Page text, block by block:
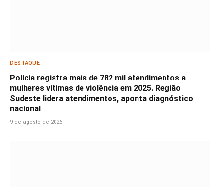
DESTAQUE
Polícia registra mais de 782 mil atendimentos a
mulheres vítimas de violência em 2025. Região
Sudeste lidera atendimentos, aponta diagnóstico
nacional
9 de agosto de 2026